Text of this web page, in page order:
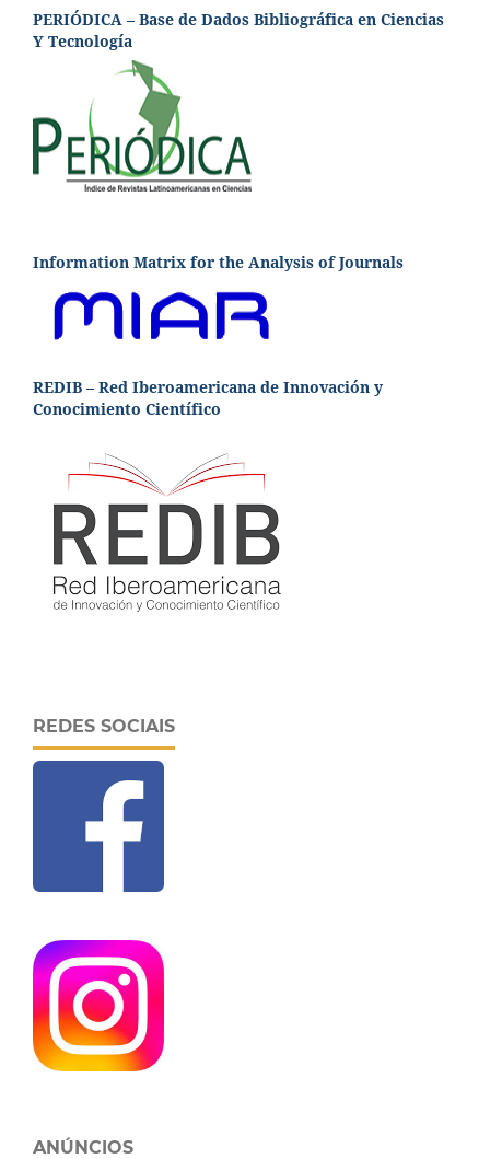
PERIÓDICA – Base de Dados Bibliográfica en Ciencias
Y Tecnología
Information Matrix for the Analysis of Journals
REDIB – Red Iberoamericana de Innovación y
Conocimiento Científico
REDES SOCIAIS
ANÚNCIOS